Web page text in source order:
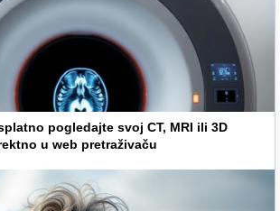
pogledajte svoj CT, MRI ili 3D
u web pretraživaču